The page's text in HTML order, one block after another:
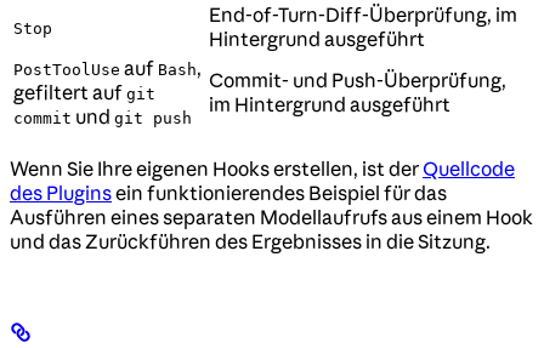
Stop
End-of-Turn-Diff-Überprüfung, im
Hintergrund ausgeführt
PostToolUse auf Bash,
gefiltert auf git
commit und git push
Commit- und Push-Überprüfung,
im Hintergrund ausgeführt
Wenn Sie Ihre eigenen Hooks erstellen, ist derQuellcode
des Pluginsein funktionierendes Beispiel für das
Ausführen eines separaten Modellaufrufs aus einem Hook
und das Zurückführen des Ergebnisses in die Sitzung.